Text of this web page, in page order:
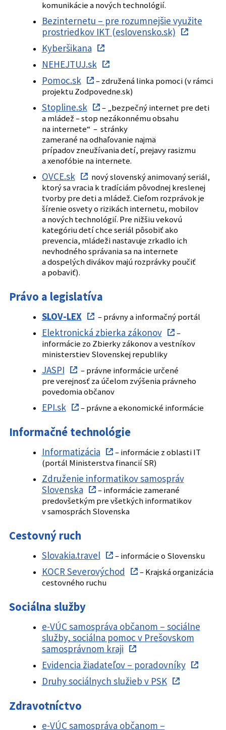
komunikácie a nových technológií.
Bezinternetu – pre rozumnejšie využite
prostriedkov IKT (eslovensko.sk)
Kyberšikana
NEHEJTUJ.sk
Pomoc.sk
– združená linka pomoci (v rámci
projektu Zodpovedne.sk)
Stopline.sk
– „bezpečný internet pre deti
a mládež – stop nezákonnému obsahu
na internete“ – stránky
zamerané na odhaľovanie najmä
prípadov zneužívania detí, prejavy rasizmu
a xenofóbie na internete.
OVCE.sk
nový slovenský animovaný seriál,
ktorý sa vracia k tradíciám pôvodnej kreslenej
tvorby pre deti a mládež. Cieľom rozprávok je
šírenie osvety o rizikách internetu, mobilov
a nových technológií. Pre nižšiu vekovú
kategóriu detí chce seriál pôsobiť ako
prevencia, mládeži nastavuje zrkadlo ich
nevhodného správania sa na internete
a dospelých divákov majú rozprávky poučiť
a pobaviť).
Právo a legislatíva
SLOV-LEX – právny a informačný portál
Elektronická zbierka zákonov
–
informácie zo Zbierky zákonov a vestníkov
ministerstiev Slovenskej republiky
JASPI
– právne informácie určené
pre verejnosť za účelom zvýšenia právneho
povedomia občanov
EPI.sk – právne a ekonomické informácie
Informačné technológie
Informatizácia
– informácie z oblasti IT
(portál Ministerstva financií SR)
Združenie informatikov samospráv
Slovenska
– informácie zamerané
predovšetkým pre všetkých informatikov
v samosprách Slovenska
Cestovný ruch
Slovakia.travel – informácie o Slovensku
KOCR Severovýchod
– Krajská organizácia
cestovného ruchu
Sociálna služby
e-VÚC samospráva občanom – sociálne
služby, sociálna pomoc v Prešovskom
samosprávnom kraji
Evidencia žiadateľov – poradovníky
Druhy sociálnych služieb v PSK
Zdravotníctvo
e-VÚC samospráva občanom –